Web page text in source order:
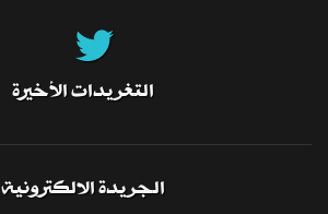
التغريدات الأخيرة
الجريدة الالكترونية